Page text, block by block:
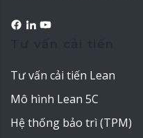
Tư vấn cải tiến Lean
Mô hình Lean 5C
Hệ thống bảo trì (TPM)